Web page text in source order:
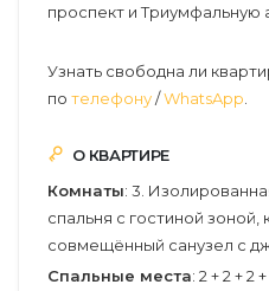
проспект и Триумфальную
Узнать свободна ли
по телефону/WhatsApp
О КВАРТИРЕ
Комнаты: 3.
спальня с гостиной зоной,
совмещённый санузел с
Спальные места: 2 + 2 + 2